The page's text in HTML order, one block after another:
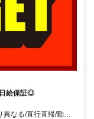
給保証◎
異なる/直行直帰/勤務